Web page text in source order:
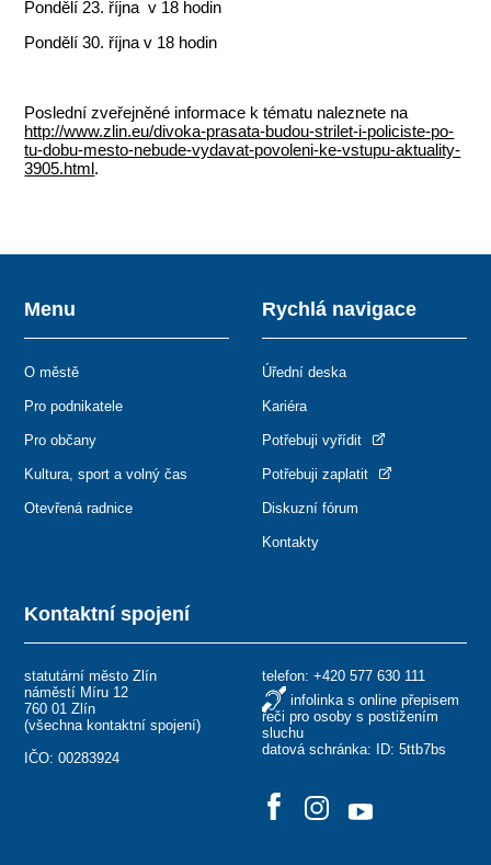
Pondělí 23. října v 18 hodin
Pondělí 30. října v 18 hodin
Poslední zveřejněné informace k tématu naleznete na
http://www.zlin.eu/divoka-prasata-budou-strilet-i-policiste-po-
tu-dobu-mesto-nebude-vydavat-povoleni-ke-vstupu-aktuality-
3905.html.
Kontaktní spojení
statutární město Zlín
náměstí Míru 12
760 01 Zlín
(všechna kontaktní spojení)
IČO: 00283924
telefon: +420 577 630 111
infolinka s online přepisem
řeči pro osoby s postižením
sluchu
datová schránka: ID: 5ttb7bs
Menu
O městě
Pro podnikatele
Pro občany
Kultura, sport a volný čas
Otevřená radnice
Rychlá navigace
Úřední deska
Kariéra
Potřebuji vyřídit
Potřebuji zaplatit
Diskuzní fórum
Kontakty